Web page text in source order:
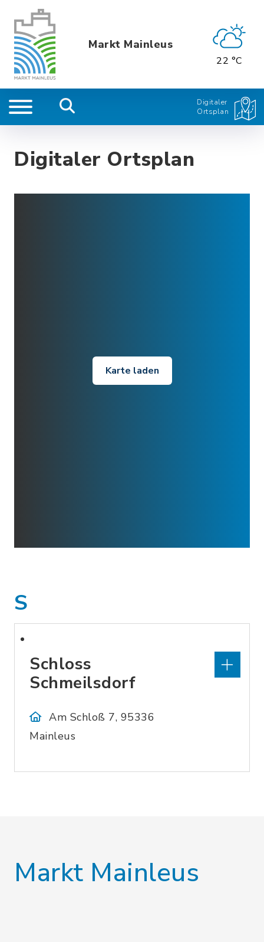
Markt Mainleus
22 °C
Digitaler
Ortsplan
Digitaler Ortsplan
Karte laden
S
Schloss
Schmeilsdorf
Am Schloß 7, 95336
Mainleus
Markt Mainleus